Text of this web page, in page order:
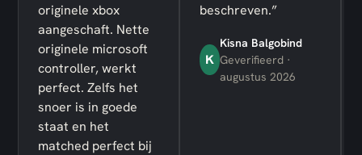
originele xbox
aangeschaft. Nette
originele microsoft
controller, werkt
perfect. Zelfs het
snoer is in goede
staat en het
matched perfect bij
beschreven.”
K
Kisna Balgobind
Geverifieerd ·
augustus 2026